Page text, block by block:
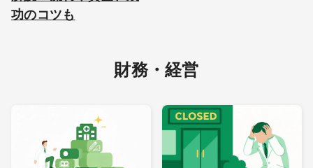
功のコツも
財務・経営